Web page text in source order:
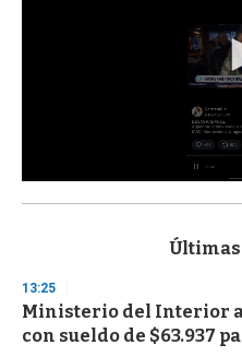
s
d
s
o
f
13:25
Ministerio del Interior
con sueldo de $63.937